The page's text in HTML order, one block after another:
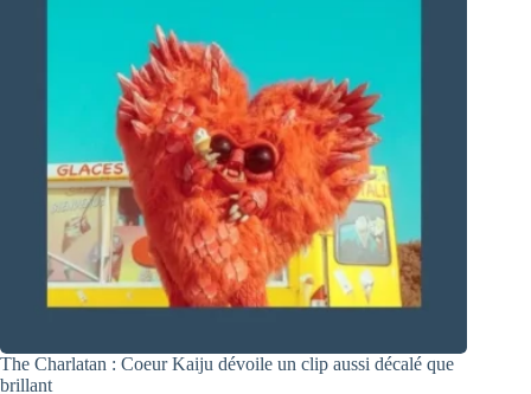
The Charlatan : Coeur Kaiju dévoile un clip aussi décalé que
brillant